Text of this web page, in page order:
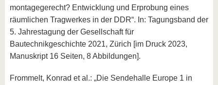
montagegerecht? Entwicklung und Erprobung eines
räumlichen Tragwerkes in der DDR“. In: Tagungsband der
5. Jahrestagung der Gesellschaft für
Bautechnikgeschichte 2021, Zürich [im Druck 2023,
Manuskript 16 Seiten, 8 Abbildungen].
Frommelt, Konrad et al.: „Die Sendehalle Europe 1 in